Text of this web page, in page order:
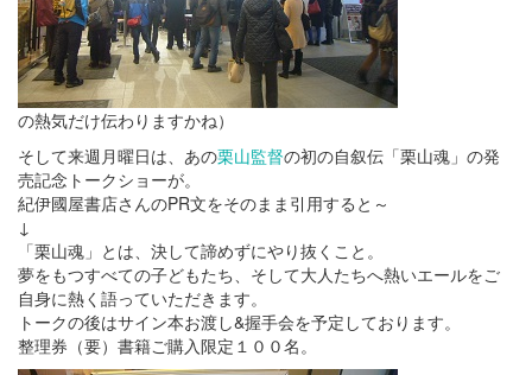
の熱気だけ伝わりますかね）
そして来週月曜日は、あの栗山監督の初の自叙伝「栗山魂」の発
売記念トークショーが。
紀伊國屋書店さんのPR文をそのまま引用すると～
↓
「栗山魂」とは、決して諦めずにやり抜くこと。
夢をもつすべての子どもたち、そして大人たちへ熱いエールをご
自身に熱く語っていただきます。
トークの後はサイン本お渡し&握手会を予定しております。
整理券（要）書籍ご購入限定１００名。